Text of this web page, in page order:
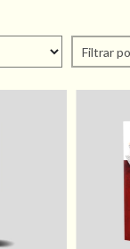
Filtrar